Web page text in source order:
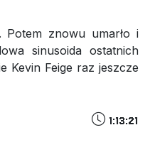
Potem znowu umarło i
sinusoida ostatnich
Kevin Feige raz jeszcze
1:13:21